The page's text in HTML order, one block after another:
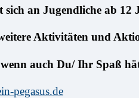
sich an Jugendliche ab 12
Aktivitäten und
auch Du/ Ihr Spaß
pegasus.de